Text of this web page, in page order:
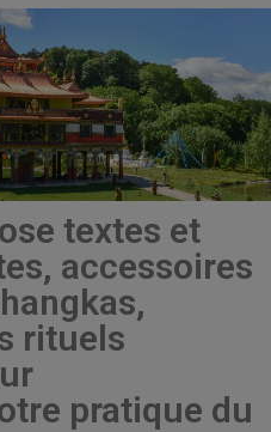
textes et
accessoires
rituels
pratique du